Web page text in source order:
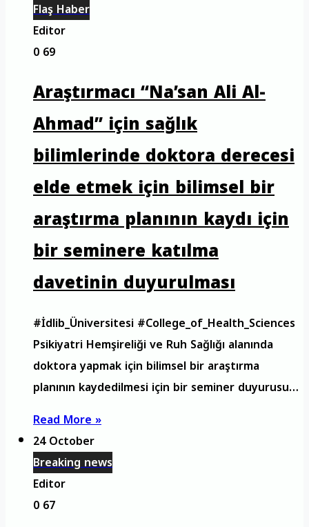
Flaş Haber
Editor
069
Araştırmacı “Na’san Ali Al-
Ahmad” için sağlık
bilimlerinde doktora derecesi
elde etmek için bilimsel bir
araştırma planının kaydı için
bir seminere katılma
davetinin duyurulması
#İdlib_Üniversitesi #College_of_Health_Sciences
Psikiyatri Hemşireliği ve Ruh Sağlığı alanında
doktora yapmak için bilimsel bir araştırma
planının kaydedilmesi için bir seminer duyurusu…
Read More »
24 October
Breaking news
Editor
067